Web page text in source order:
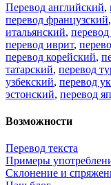
Перевод английский,
перевод французский,
итальянский,
перевод иврит,
перевод корейский,
татарский, перевод
узбекский, перевод
эстонский, перевод
Возможности
Перевод текста
Примеры
Склонение и